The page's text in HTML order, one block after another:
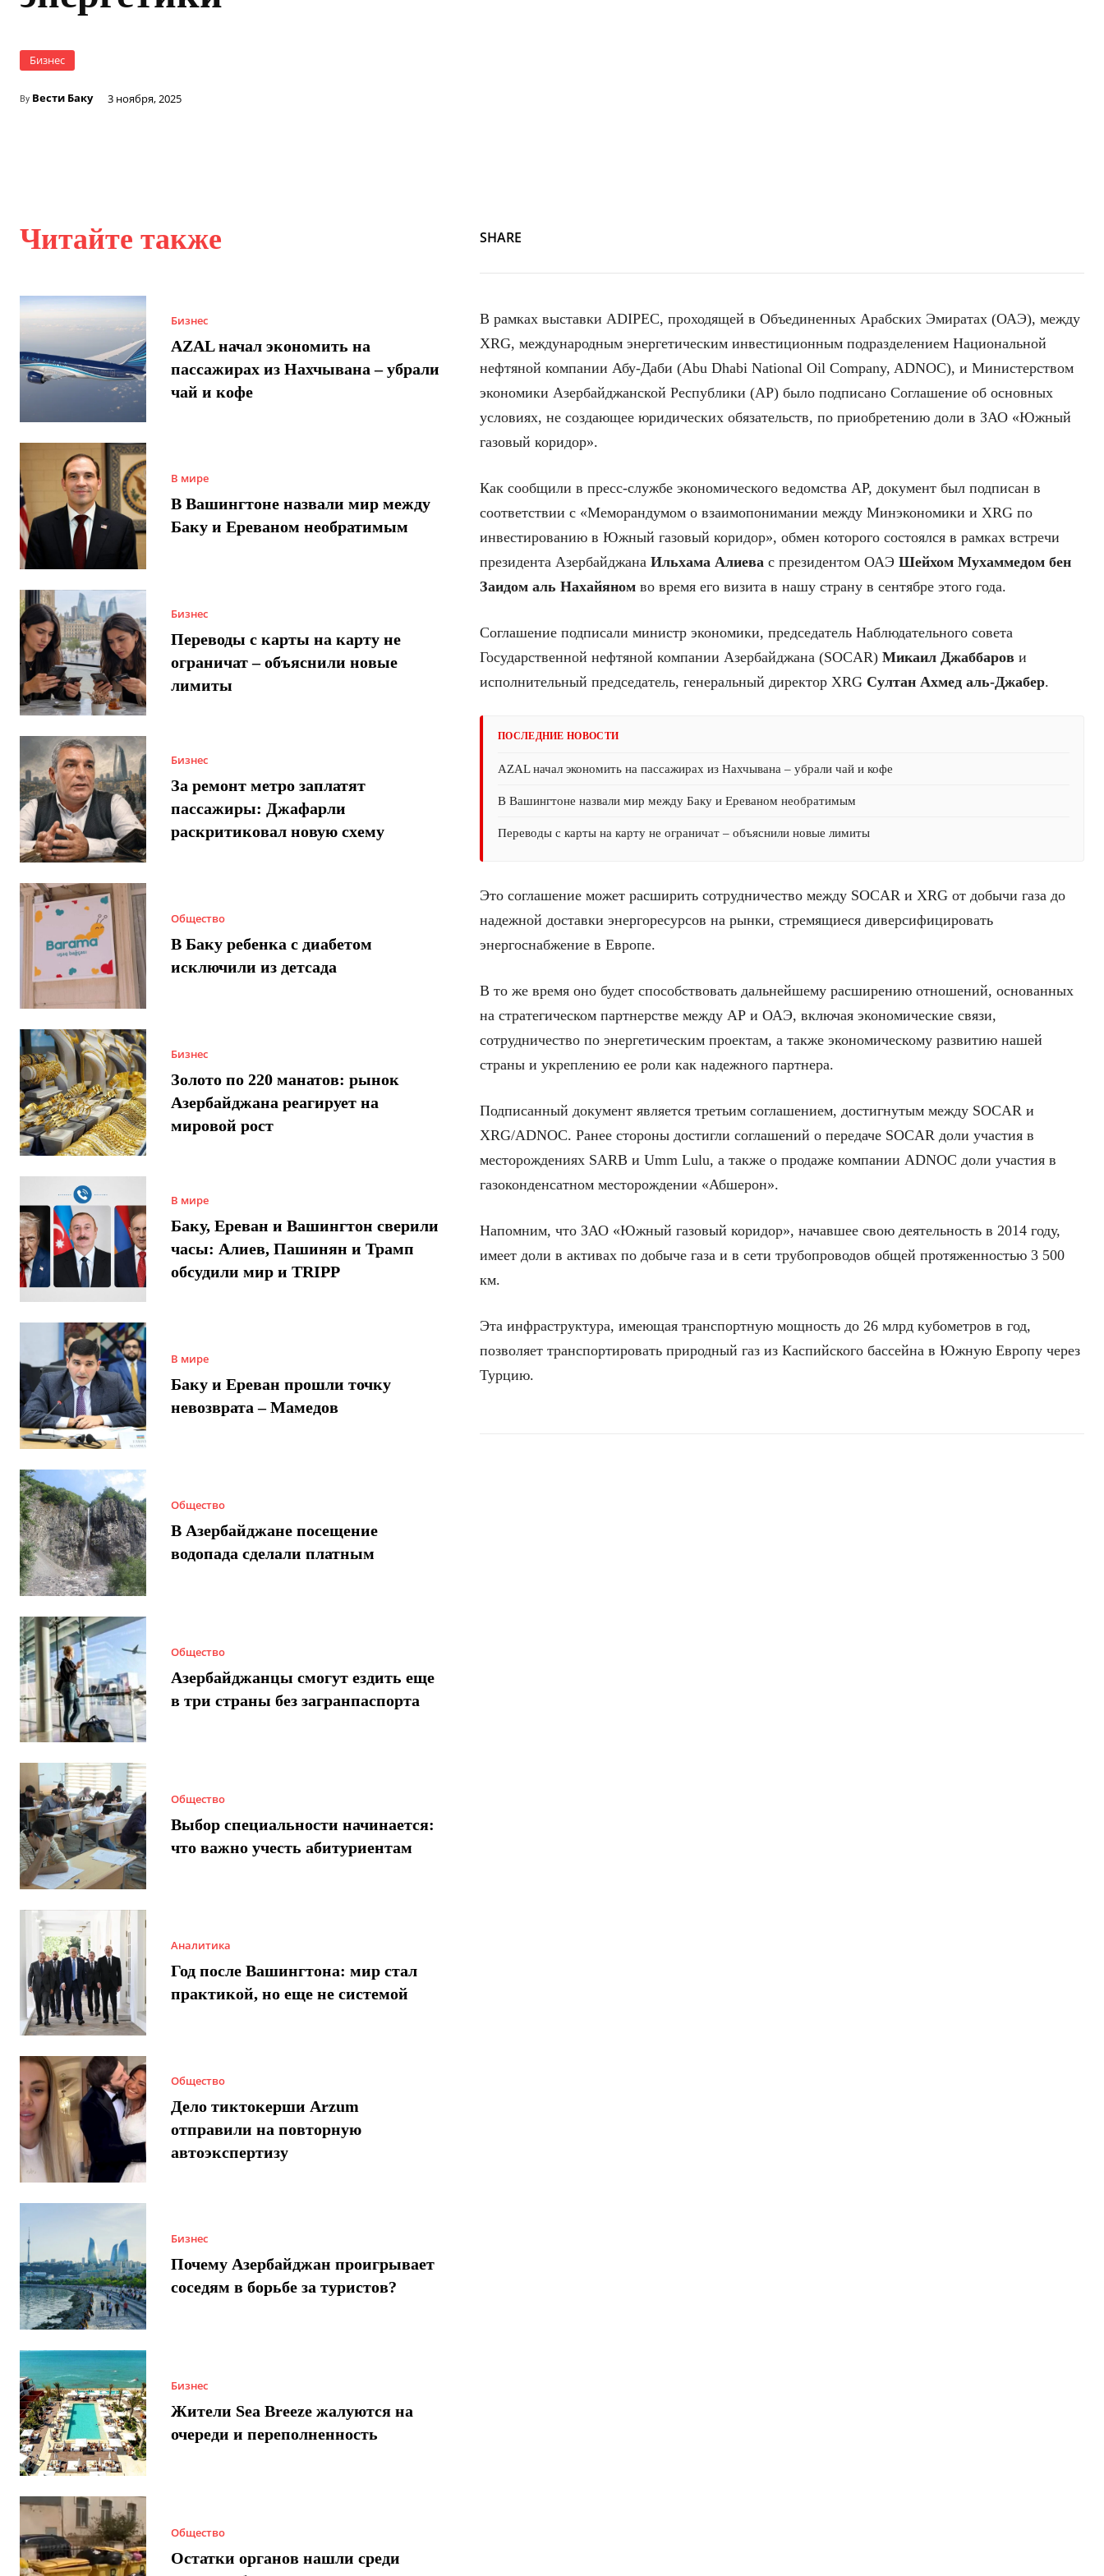
Бизнес
By Вести Баку 3 ноября, 2025
Читайте также
Бизнес
AZAL начал экономить на
пассажирах из Нахчывана – убрали
чай и кофе
В мире
В Вашингтоне назвали мир между
Баку и Ереваном необратимым
Бизнес
Переводы с карты на карту не
ограничат – объяснили новые
лимиты
Бизнес
За ремонт метро заплатят
пассажиры: Джафарли
раскритиковал новую схему
Общество
В Баку ребенка с диабетом
исключили из детсада
Бизнес
Золото по 220 манатов: рынок
Азербайджана реагирует на
мировой рост
В мире
Баку, Ереван и Вашингтон сверили
часы: Алиев, Пашинян и Трамп
обсудили мир и TRIPP
В мире
Баку и Ереван прошли точку
невозврата – Мамедов
Общество
В Азербайджане посещение
водопада сделали платным
Общество
Азербайджанцы смогут ездить еще
в три страны без загранпаспорта
Общество
Выбор специальности начинается:
что важно учесть абитуриентам
Аналитика
Год после Вашингтона: мир стал
практикой, но еще не системой
Общество
Дело тиктокерши Arzum
отправили на повторную
автоэкспертизу
Бизнес
Почему Азербайджан проигрывает
соседям в борьбе за туристов?
Бизнес
Жители Sea Breeze жалуются на
очереди и переполненность
Общество
Остатки органов нашли среди
SHARE
В рамках выставки ADIPEC, проходящей в Объединенных Арабских Эмиратах (ОАЭ), между
XRG, международным энергетическим инвестиционным подразделением Национальной
нефтяной компании Абу-Даби (Abu Dhabi National Oil Company, ADNOC), и Министерством
экономики Азербайджанской Республики (АР) было подписано Соглашение об основных
условиях, не создающее юридических обязательств, по приобретению доли в ЗАО «Южный
газовый коридор».
Как сообщили в пресс-службе экономического ведомства АР, документ был подписан в
соответствии с «Меморандумом о взаимопонимании между Минэкономики и XRG по
инвестированию в Южный газовый коридор», обмен которого состоялся в рамках встречи
президента Азербайджана Ильхама Алиева с президентом ОАЭ Шейхом Мухаммедом бен
Заидом аль Нахайяном во время его визита в нашу страну в сентябре этого года.
Соглашение подписали министр экономики, председатель Наблюдательного совета
Государственной нефтяной компании Азербайджана (SOCAR) Микаил Джаббаров и
исполнительный председатель, генеральный директор XRG Султан Ахмед аль-Джабер.
ПОСЛЕДНИЕ НОВОСТИ
AZAL начал экономить на пассажирах из Нахчывана – убрали чай и кофе
В Вашингтоне назвали мир между Баку и Ереваном необратимым
Переводы с карты на карту не ограничат – объяснили новые лимиты
Это соглашение может расширить сотрудничество между SOCAR и XRG от добычи газа до
надежной доставки энергоресурсов на рынки, стремящиеся диверсифицировать
энергоснабжение в Европе.
В то же время оно будет способствовать дальнейшему расширению отношений, основанных
на стратегическом партнерстве между АР и ОАЭ, включая экономические связи,
сотрудничество по энергетическим проектам, а также экономическому развитию нашей
страны и укреплению ее роли как надежного партнера.
Подписанный документ является третьим соглашением, достигнутым между SOCAR и
XRG/ADNOC. Ранее стороны достигли соглашений о передаче SOCAR доли участия в
месторождениях SARB и Umm Lulu, а также о продаже компании ADNOC доли участия в
газоконденсатном месторождении «Абшерон».
Напомним, что ЗАО «Южный газовый коридор», начавшее свою деятельность в 2014 году,
имеет доли в активах по добыче газа и в сети трубопроводов общей протяженностью 3 500
км.
Эта инфраструктура, имеющая транспортную мощность до 26 млрд кубометров в год,
позволяет транспортировать природный газ из Каспийского бассейна в Южную Европу через
Турцию.